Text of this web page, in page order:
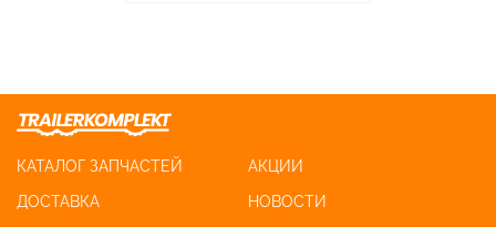
КАТАЛОГ ЗАПЧАСТЕЙ
АКЦИИ
ДОСТАВКА
НОВОСТИ